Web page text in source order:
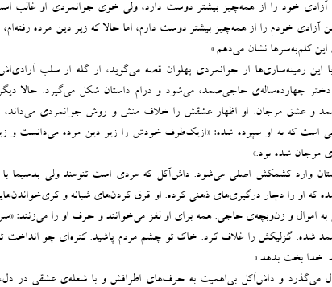
آزادی خود را از همه‌چیز بیشتر دوست دارد، ولی خوی جوانمردی او
آزادی خودم را از همه‌چیز بیشتر دوست دارم، اما حالا که زیر دین مرده
کلم‌به‌سرها نشان می‌دهم.»
این زمینه‌سازی‌ها از جوانمردی پهلوان قصه می‌گوید، از گله از سلب
چهارده‌ساله‌ی حاجی‌صمد، می‌شود و درام داستان شکل می‌گیرد. حالا
و عشق مرجان. او اظهار عشقش را خلاف منش و روش جوانمردی می‌داند،
است که به او سپرده شده: «ازیک‌طرف خودش را زیر دین مرده می‌دانست و
مرجان شده بود.»
وارد کشمکش اصلی می‌شود. داش‌آکل که مردی است تنومند ولی بدسیما
که او را دچار درگیری‌های ذهنی کرده. او قرق کردن‌های شبانه و
اموال و زن‌وبچه‌ی حاجی. همه برای او لغز می‌خوانند و حرف او را می‌زنند:
شده. گزلیکش را غلاف کرد. خاک تو چشم مردم پاشید. کتره‌ای چو انداخت
خدا بخت بدهد.»
می‌گذرد و داش‌آکل بی‌اهمیت به حرف‌های اطرافش و با شعله‌ی عشقی در دل،